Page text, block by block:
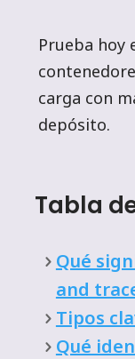
Prueba hoy
carga con
depósito.
Tabla
Qué
and
Tipos
Qué